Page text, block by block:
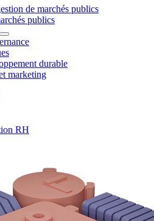
de marchés publics
publics
durable
marketing
RH